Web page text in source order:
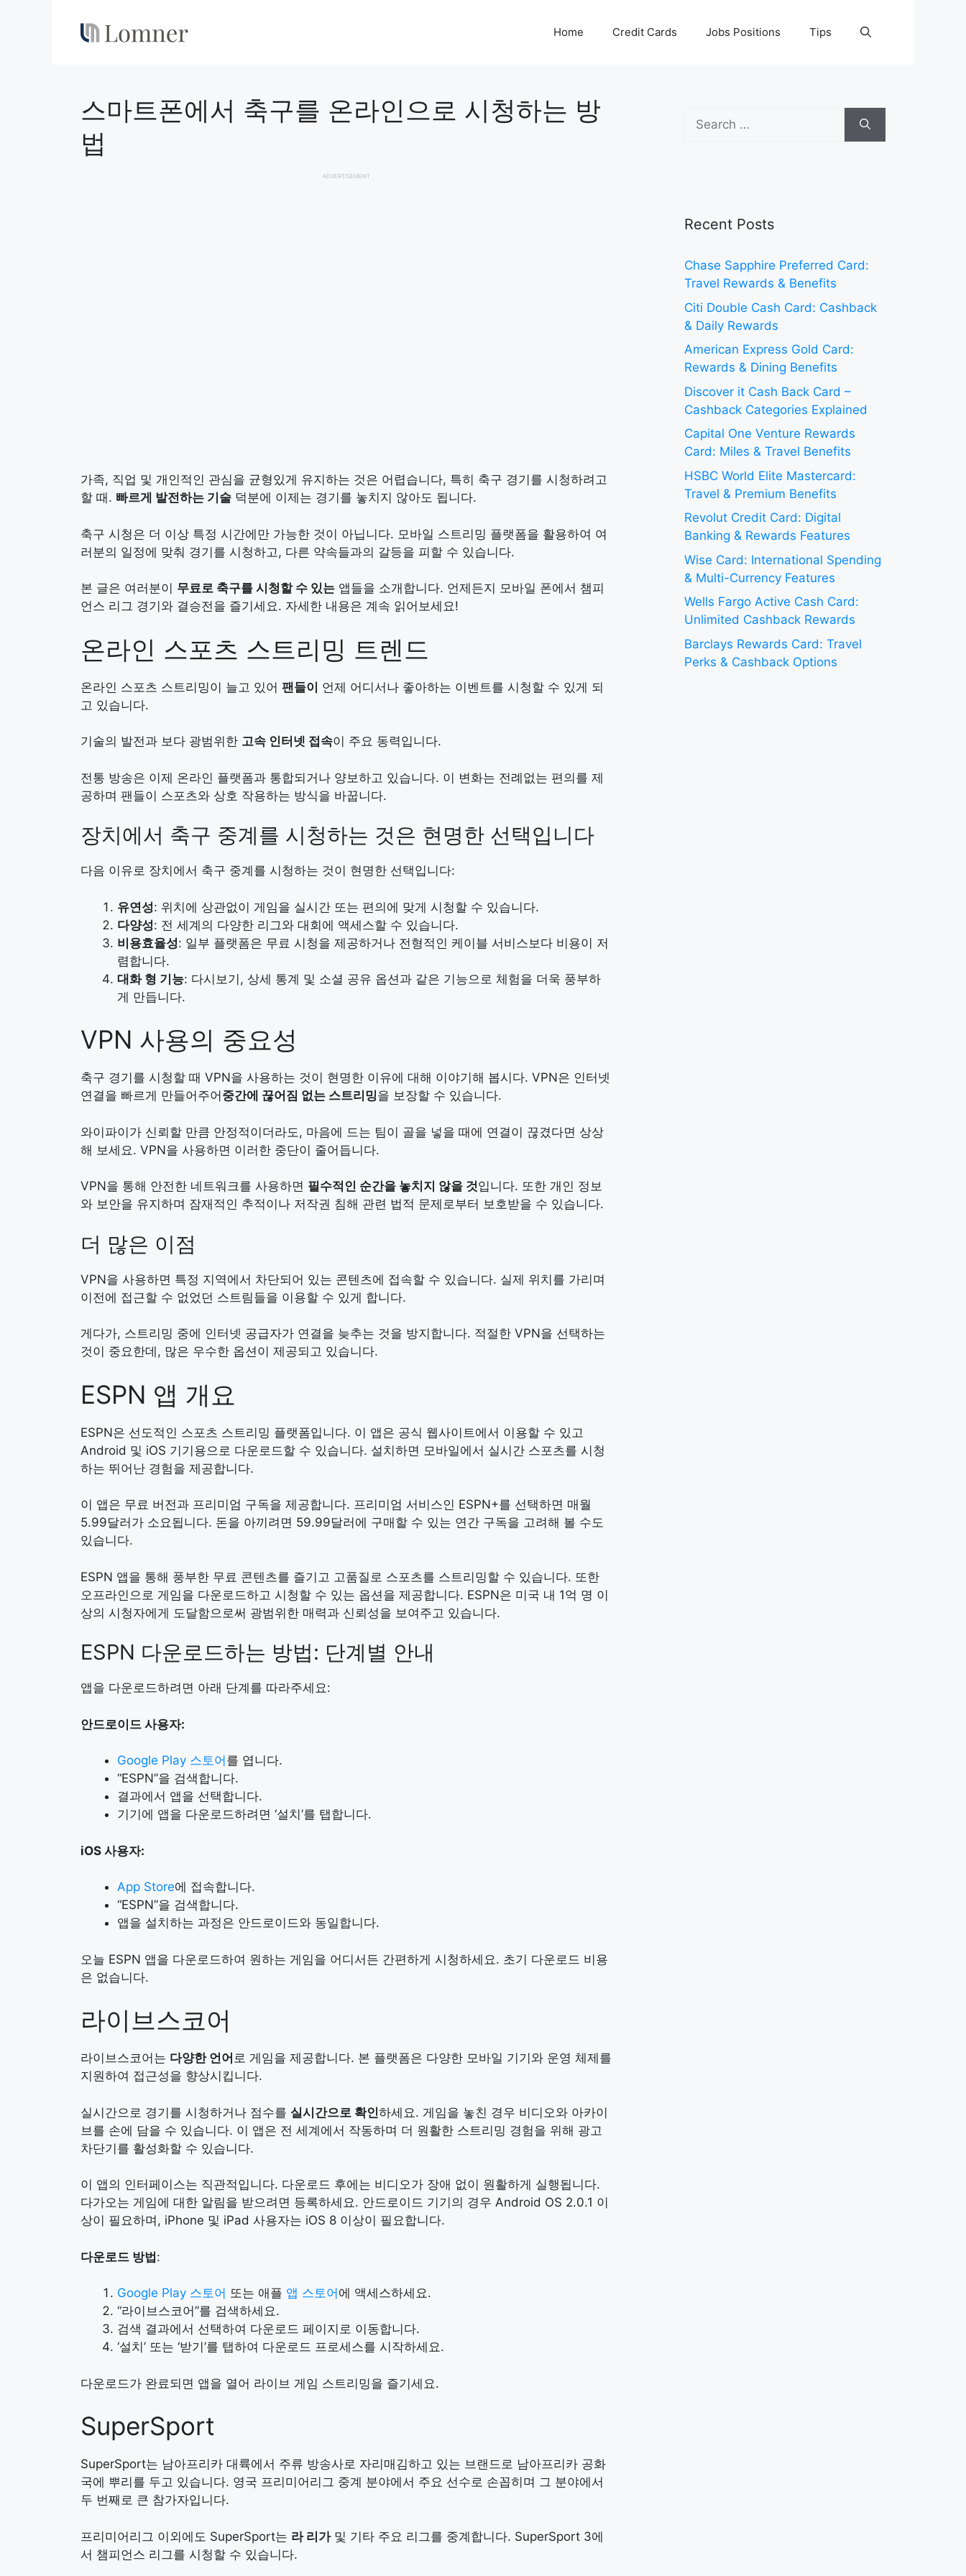
Home Credit Cards Jobs Positions Tips
스마트폰에서 축구를 온라인으로 시청하는 방
법
ADVERTISEMENT
가족, 직업 및 개인적인 관심을 균형있게 유지하는 것은 어렵습니다, 특히 축구 경기를 시청하려고
할 때. 빠르게 발전하는 기술 덕분에 이제는 경기를 놓치지 않아도 됩니다.
축구 시청은 더 이상 특정 시간에만 가능한 것이 아닙니다. 모바일 스트리밍 플랫폼을 활용하여 여
러분의 일정에 맞춰 경기를 시청하고, 다른 약속들과의 갈등을 피할 수 있습니다.
본 글은 여러분이 무료로 축구를 시청할 수 있는 앱들을 소개합니다. 언제든지 모바일 폰에서 챔피
언스 리그 경기와 결승전을 즐기세요. 자세한 내용은 계속 읽어보세요!
온라인 스포츠 스트리밍 트렌드
온라인 스포츠 스트리밍이 늘고 있어 팬들이 언제 어디서나 좋아하는 이벤트를 시청할 수 있게 되
고 있습니다.
기술의 발전과 보다 광범위한 고속 인터넷 접속이 주요 동력입니다.
전통 방송은 이제 온라인 플랫폼과 통합되거나 양보하고 있습니다. 이 변화는 전례없는 편의를 제
공하며 팬들이 스포츠와 상호 작용하는 방식을 바꿉니다.
장치에서 축구 중계를 시청하는 것은 현명한 선택입니다
다음 이유로 장치에서 축구 중계를 시청하는 것이 현명한 선택입니다:
유연성: 위치에 상관없이 게임을 실시간 또는 편의에 맞게 시청할 수 있습니다.
다양성: 전 세계의 다양한 리그와 대회에 액세스할 수 있습니다.
비용효율성: 일부 플랫폼은 무료 시청을 제공하거나 전형적인 케이블 서비스보다 비용이 저
렴합니다.
대화 형 기능: 다시보기, 상세 통계 및 소셜 공유 옵션과 같은 기능으로 체험을 더욱 풍부하
게 만듭니다.
VPN 사용의 중요성
축구 경기를 시청할 때 VPN을 사용하는 것이 현명한 이유에 대해 이야기해 봅시다. VPN은 인터넷
연결을 빠르게 만들어주어 중간에 끊어짐 없는 스트리밍을 보장할 수 있습니다.
와이파이가 신뢰할 만큼 안정적이더라도, 마음에 드는 팀이 골을 넣을 때에 연결이 끊겼다면 상상
해 보세요. VPN을 사용하면 이러한 중단이 줄어듭니다.
VPN을 통해 안전한 네트워크를 사용하면 필수적인 순간을 놓치지 않을 것입니다. 또한 개인 정보
와 보안을 유지하며 잠재적인 추적이나 저작권 침해 관련 법적 문제로부터 보호받을 수 있습니다.
더 많은 이점
VPN을 사용하면 특정 지역에서 차단되어 있는 콘텐츠에 접속할 수 있습니다. 실제 위치를 가리며
이전에 접근할 수 없었던 스트림들을 이용할 수 있게 합니다.
게다가, 스트리밍 중에 인터넷 공급자가 연결을 늦추는 것을 방지합니다. 적절한 VPN을 선택하는
것이 중요한데, 많은 우수한 옵션이 제공되고 있습니다.
ESPN 앱 개요
ESPN은 선도적인 스포츠 스트리밍 플랫폼입니다. 이 앱은 공식 웹사이트에서 이용할 수 있고
Android 및 iOS 기기용으로 다운로드할 수 있습니다. 설치하면 모바일에서 실시간 스포츠를 시청
하는 뛰어난 경험을 제공합니다.
이 앱은 무료 버전과 프리미엄 구독을 제공합니다. 프리미엄 서비스인 ESPN+를 선택하면 매월
5.99달러가 소요됩니다. 돈을 아끼려면 59.99달러에 구매할 수 있는 연간 구독을 고려해 볼 수도
있습니다.
ESPN 앱을 통해 풍부한 무료 콘텐츠를 즐기고 고품질로 스포츠를 스트리밍할 수 있습니다. 또한
오프라인으로 게임을 다운로드하고 시청할 수 있는 옵션을 제공합니다. ESPN은 미국 내 1억 명 이
상의 시청자에게 도달함으로써 광범위한 매력과 신뢰성을 보여주고 있습니다.
ESPN 다운로드하는 방법: 단계별 안내
앱을 다운로드하려면 아래 단계를 따라주세요:
안드로이드 사용자:
Google Play 스토어 를 엽니다.
“ESPN”을 검색합니다.
결과에서 앱을 선택합니다.
기기에 앱을 다운로드하려면 ‘설치’를 탭합니다.
iOS 사용자:
App Store에 접속합니다.
“ESPN”을 검색합니다.
앱을 설치하는 과정은 안드로이드와 동일합니다.
오늘 ESPN 앱을 다운로드하여 원하는 게임을 어디서든 간편하게 시청하세요. 초기 다운로드 비용
은 없습니다.
라이브스코어
라이브스코어는 다양한 언어 로 게임을 제공합니다. 본 플랫폼은 다양한 모바일 기기와 운영 체제를
지원하여 접근성을 향상시킵니다.
실시간으로 경기를 시청하거나 점수를 실시간으로 확인하세요. 게임을 놓친 경우 비디오와 아카이
브를 손에 담을 수 있습니다. 이 앱은 전 세계에서 작동하며 더 원활한 스트리밍 경험을 위해 광고
차단기를 활성화할 수 있습니다.
이 앱의 인터페이스는 직관적입니다. 다운로드 후에는 비디오가 장애 없이 원활하게 실행됩니다.
다가오는 게임에 대한 알림을 받으려면 등록하세요. 안드로이드 기기의 경우 Android OS 2.0.1 이
상이 필요하며, iPhone 및 iPad 사용자는 iOS 8 이상이 필요합니다.
다운로드 방법:
Google Play 스토어 또는 애플 앱 스토어 에 액세스하세요.
“라이브스코어”를 검색하세요.
검색 결과에서 선택하여 다운로드 페이지로 이동합니다.
‘설치’ 또는 ‘받기’를 탭하여 다운로드 프로세스를 시작하세요.
다운로드가 완료되면 앱을 열어 라이브 게임 스트리밍을 즐기세요.
SuperSport
SuperSport는 남아프리카 대륙에서 주류 방송사로 자리매김하고 있는 브랜드로 남아프리카 공화
국에 뿌리를 두고 있습니다. 영국 프리미어리그 중계 분야에서 주요 선수로 손꼽히며 그 분야에서
두 번째로 큰 참가자입니다.
프리미어리그 이외에도 SuperSport는 라 리가및 기타 주요 리그를 중계합니다. SuperSport 3에
서 챔피언스 리그를 시청할 수 있습니다.
Search
for:
Recent Posts
Chase Sapphire Preferred Card:
Travel Rewards & Benefits
Citi Double Cash Card: Cashback
& Daily Rewards
American Express Gold Card:
Rewards & Dining Benefits
Discover it Cash Back Card –
Cashback Categories Explained
Capital One Venture Rewards
Card: Miles & Travel Benefits
HSBC World Elite Mastercard:
Travel & Premium Benefits
Revolut Credit Card: Digital
Banking & Rewards Features
Wise Card: International Spending
& Multi-Currency Features
Wells Fargo Active Cash Card:
Unlimited Cashback Rewards
Barclays Rewards Card: Travel
Perks & Cashback Options